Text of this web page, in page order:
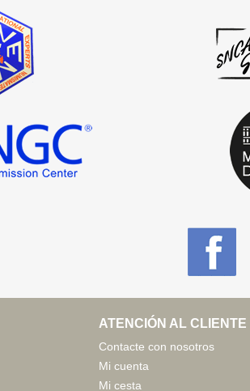
ATENCIÓN AL CLIENTE
Contacte con nosotros
Mi cuenta
Mi cesta